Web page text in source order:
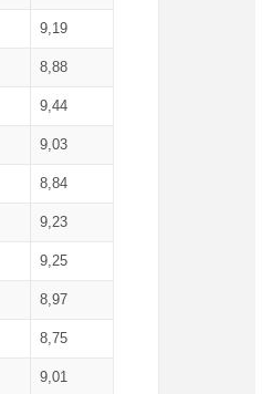
9,19
8,88
9,44
9,03
8,84
9,23
9,25
8,97
8,75
9,01